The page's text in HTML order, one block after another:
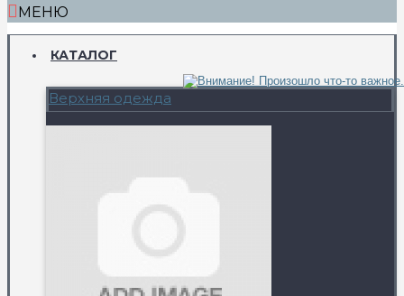
МЕНЮ
КАТАЛОГ
Верхняя одежда